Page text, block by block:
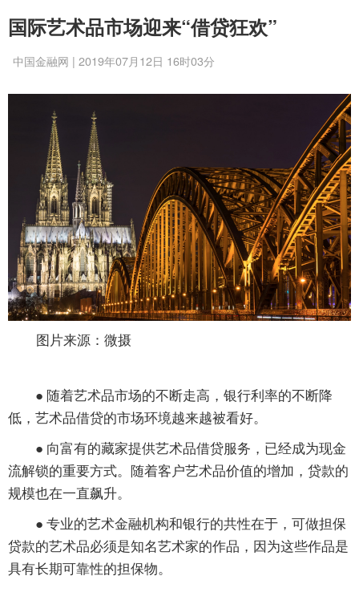
国际艺术品市场迎来“借贷狂欢”
中国金融网 | 2019年07月12日 16时03分
图片来源：微摄
● 随着艺术品市场的不断走高，银行利率的不断降
低，艺术品借贷的市场环境越来越被看好。
● 向富有的藏家提供艺术品借贷服务，已经成为现金
流解锁的重要方式。随着客户艺术品价值的增加，贷款的
规模也在一直飙升。
● 专业的艺术金融机构和银行的共性在于，可做担保
贷款的艺术品必须是知名艺术家的作品，因为这些作品是
具有长期可靠性的担保物。